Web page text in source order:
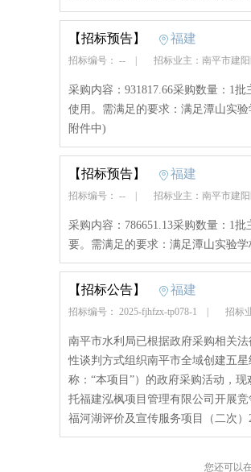
【招标预告】 福建
招标编号： -- 招标业主：南平市建
采购内容：931817.66采购数量：1
使用。需满足的要求：满足潭山实
附件中)
【招标预告】 福建
招标编号： -- 招标业主：南平市建
采购内容：786651.13采购数量：1
要。需满足的要求：满足潭山实验
【招标公告】 福建
招标编号： 2025-fjhfzx-tp078-1 招标
南平市水利局已根据政府采购相关
性谈判方式组织南平市全域创建五
称：“本项目”）的政府采购活动，
托福建泓枫项目管理有限公司开展
福河湖评价及宣传服务项目（二次
您还可以